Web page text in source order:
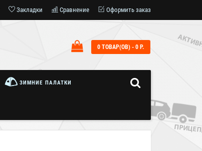
Закладки Сравнение Оформить заказ
0 ТОВАР(ОВ) - 0 Р.
ЗИМНИЕ ПАЛАТКИ